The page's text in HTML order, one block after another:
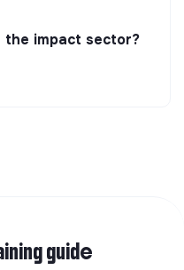
the impact sector?
guide